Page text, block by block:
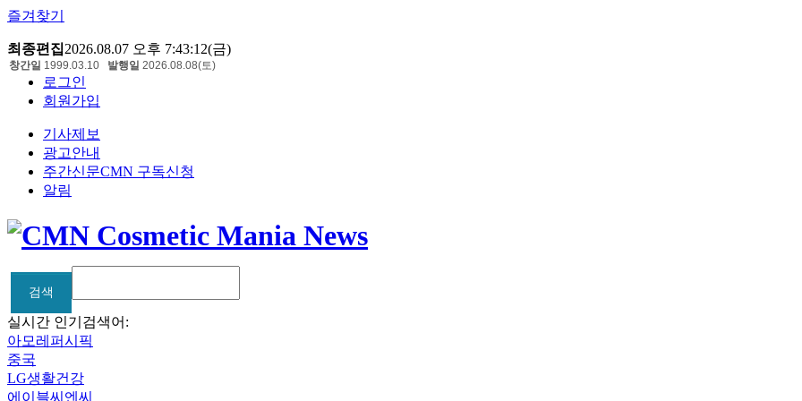
즐겨찾기
최종편집2026.08.07 오후 7:43:12(금)
로그인
회원가입
기사제보
광고안내
주간신문CMN 구독신청
알림
창간일 1999.03.10 발행일 2026.08.08(토)
검색
검색
실시간 인기검색어:
아모레퍼시픽
중국
LG생활건강
에이블씨엔씨